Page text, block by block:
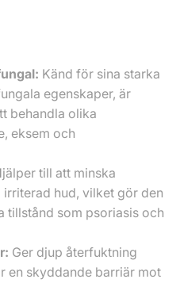
Känd för sina starka
egenskaper, är
behandla olika
eksem och
till att minska
hud, vilket gör den
tillstånd som psoriasis och
Ger djup återfuktning
en skyddande barriär mot